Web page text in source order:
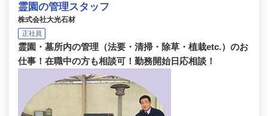
霊園の管理スタッフ
株式会社大光石材
正社員
霊園・墓所内の管理（法要・清掃・除草・植栽etc.）のお
仕事！在職中の方も相談可！勤務開始日応相談！